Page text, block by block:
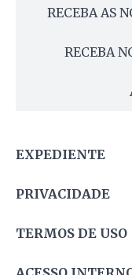
RECEBA AS
RECEBA
EXPEDIENTE
PRIVACIDADE
TERMOS DE USO